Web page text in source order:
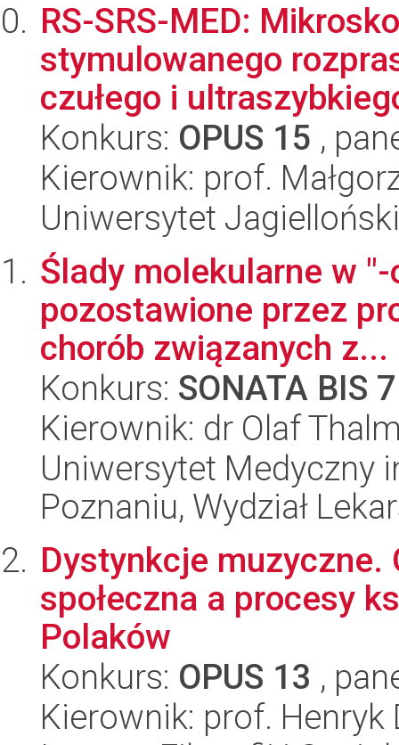
RS-SRS-MED:
stymulowanego
czułego i
Konkurs: OPUS 15 ,
Kierownik: prof.
Uniwersytet
Ślady molekularne w
pozostawione przez
chorób związanych z...
Konkurs: SONATA BIS 7
Kierownik: dr Olaf
Uniwersytet Medyczny
Poznaniu, Wydział
Dystynkcje
społeczna a procesy
Polaków
Konkurs: OPUS 13 ,
Kierownik: prof. Henryk